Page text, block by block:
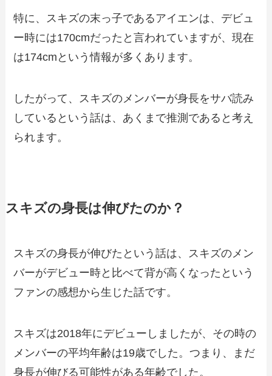
特に、スキズの末っ子であるアイエンは、デビュ
ー時には170cmだったと言われていますが、現在
は174cmという情報が多くあります。
したがって、スキズのメンバーが身長をサバ読み
しているという話は、あくまで推測であると考え
られます。
スキズの身長は伸びたのか？
スキズの身長が伸びたという話は、スキズのメン
バーがデビュー時と比べて背が高くなったという
ファンの感想から生じた話です。
スキズは2018年にデビューしましたが、その時の
メンバーの平均年齢は19歳でした。つまり、まだ
身長が伸びる可能性がある年齢でした。